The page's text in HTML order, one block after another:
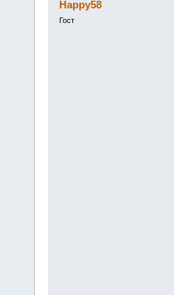
Happy58
Гост